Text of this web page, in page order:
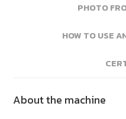
PHOTO
HOW TO USE
About the machine